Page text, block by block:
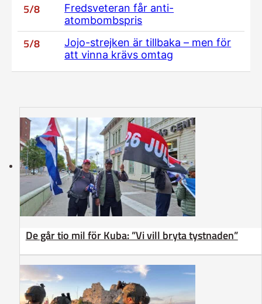
5/8
Fredsveteran får anti-
atombombspris
5/8
Jojo-strejken är tillbaka – men för
att vinna krävs omtag
De går tio mil för Kuba: ”Vi vill bryta tystnaden”